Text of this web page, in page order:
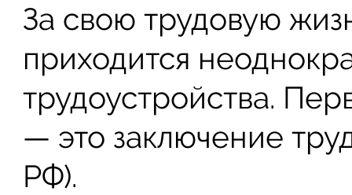
За свою трудовую
приходится
трудоустройства.
— это заключение
РФ).